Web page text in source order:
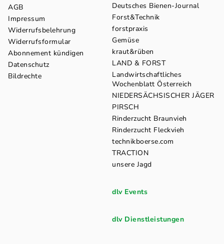
AGB
Impressum
Widerrufsbelehrung
Widerrufsformular
Abonnement kündigen
Datenschutz
Bildrechte
Deutsches Bienen-Journal
Forst&Technik
forstpraxis
Gemüse
kraut&rüben
LAND & FORST
Landwirtschaftliches
Wochenblatt Österreich
NIEDERSÄCHSISCHER JÄGER
PIRSCH
Rinderzucht Braunvieh
Rinderzucht Fleckvieh
technikboerse.com
TRACTION
unsere Jagd
dlv Events
dlv Dienstleistungen